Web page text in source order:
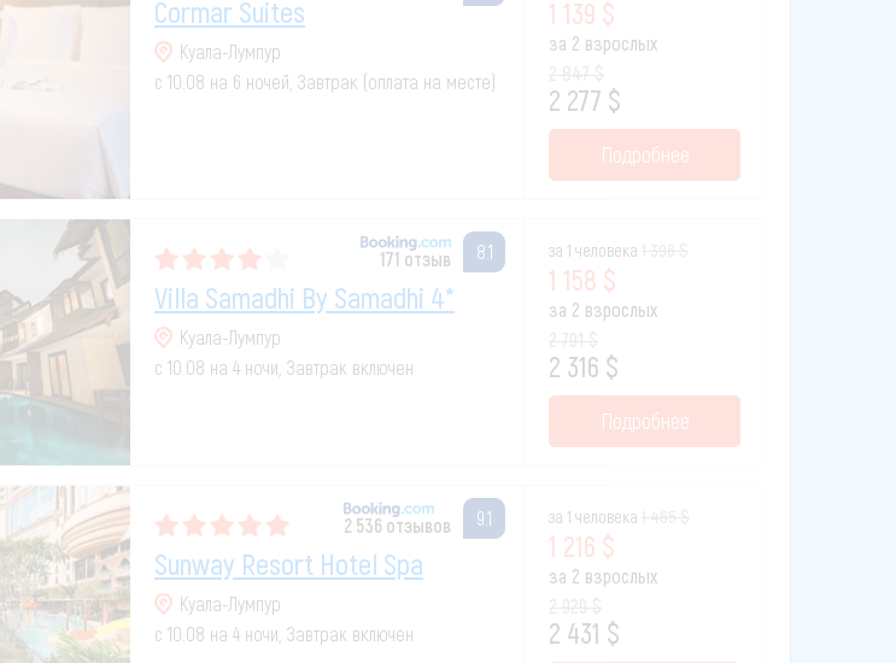
Cormar Suites
Куала-Лумпур
с 10.08 на 6 ночей, Завтрак (оплата на месте)
1 139 $
за 2 взрослых
2 277 $
Подробнее
171 отзыв 8.1
Villa Samadhi By Samadhi 4*
Куала-Лумпур
с 10.08 на 4 ночи, Завтрак включен
за 1 человека
1 158 $
за 2 взрослых
2 316 $
Подробнее
2 536 отзывов 9.1
Sunway Resort Hotel Spa
Куала-Лумпур
с 10.08 на 4 ночи, Завтрак включен
за 1 человека
1 216 $
за 2 взрослых
2 431 $